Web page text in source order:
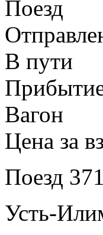
Поезд
В пути
Вагон
Цена за
Поезд
Усть-